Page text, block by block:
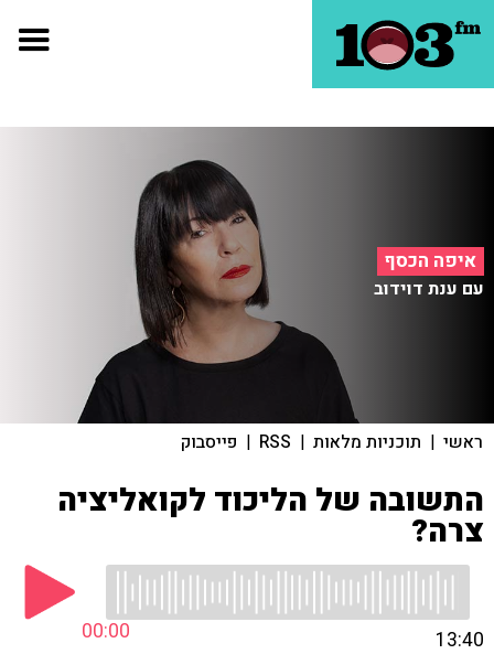
איפה הכסף
עם ענת דוידוב
ראשי | תוכניות מלאות |
RSS
| פייסבוק
התשובה של הליכוד לקואליציה
צרה?
00:00 13:40